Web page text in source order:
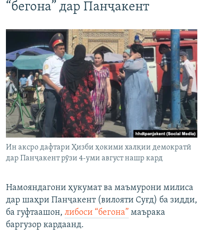
“бегона” дар Панҷакент
Ин аксро дафтари Ҳизби ҳокими халқии демократӣ
дар Панҷакент рӯзи 4-уми август нашр кард
Намояндагони ҳукумат ва маъмурони милиса
дар шаҳри Панҷакент (вилояти Суғд) ба зидди,
ба гуфтаашон, либоси “бегона” маърака
баргузор кардаанд.